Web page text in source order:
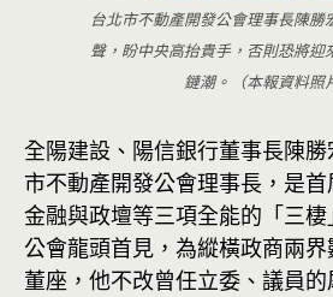
台北市不動產開發公會理事長陳勝
聲，盼中央高抬貴手，否則恐將迎
鏈潮。（本報資料照
全陽建設、陽信銀行董事長陳
市不動產開發公會理事長，是首
金融與政壇等三項全能的「三
公會龍頭首見，為縱橫政商兩
董座，他不改曾任立委、議員